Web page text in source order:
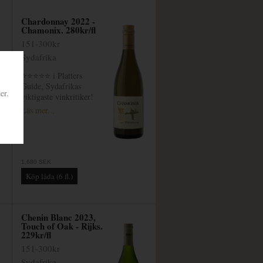
Chardonnay 2022 -
Chamonix. 280kr/fl
151-300kr
Sydafrika
⭐⭐⭐⭐⭐ i Platters
Guide, Sydafrikas
viktigaste vinkritiker!
Läs mer...
1,680 SEK
Chenin Blanc 2023,
Touch of Oak - Rijks.
229kr/fl
151-300kr